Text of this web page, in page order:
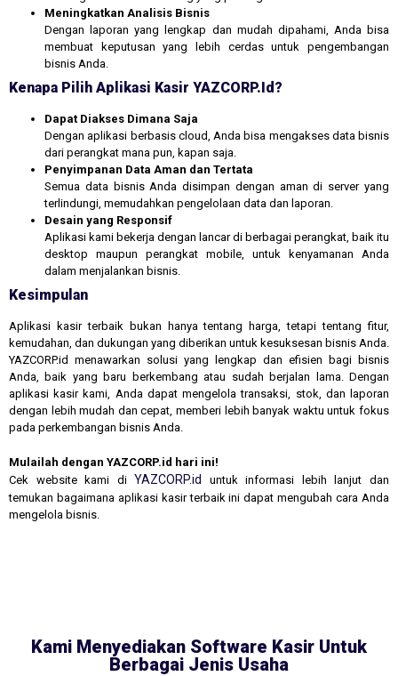
Meningkatkan Analisis Bisnis
Dengan laporan yang lengkap dan mudah dipahami, Anda bisa
membuat keputusan yang lebih cerdas untuk pengembangan
bisnis Anda.
Kenapa Pilih Aplikasi Kasir YAZCORP.id?
Dapat Diakses Dimana Saja
Dengan aplikasi berbasis cloud, Anda bisa mengakses data bisnis
dari perangkat mana pun, kapan saja.
Penyimpanan Data Aman dan Tertata
Semua data bisnis Anda disimpan dengan aman di server yang
terlindungi, memudahkan pengelolaan data dan laporan.
Desain yang Responsif
Aplikasi kami bekerja dengan lancar di berbagai perangkat, baik itu
desktop maupun perangkat mobile, untuk kenyamanan Anda
dalam menjalankan bisnis.
Kesimpulan
Aplikasi kasir terbaik bukan hanya tentang harga, tetapi tentang fitur,
kemudahan, dan dukungan yang diberikan untuk kesuksesan bisnis Anda.
YAZCORP.id menawarkan solusi yang lengkap dan efisien bagi bisnis
Anda, baik yang baru berkembang atau sudah berjalan lama. Dengan
aplikasi kasir kami, Anda dapat mengelola transaksi, stok, dan laporan
dengan lebih mudah dan cepat, memberi lebih banyak waktu untuk fokus
pada perkembangan bisnis Anda.
Mulailah dengan YAZCORP.id hari ini!
Cek website kami di YAZCORP.id
untuk informasi lebih lanjut dan
temukan bagaimana aplikasi kasir terbaik ini dapat mengubah cara Anda
mengelola bisnis.
Kami Menyediakan Software Kasir Untuk
Berbagai Jenis Usaha